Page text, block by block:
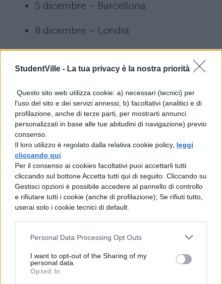
StudentVille - La tua privacy è la nostra priorità
Questo sito web utilizza cookie: a) necessari (tecnici) per
l'uso del sito e dei servizi annessi; b) facoltativi (analitici e di
profilazione, anche di terze parti, per mostrarti annunci
personalizzati in base alle tue abitudini di navigazione) previo
consenso.
Il loro utilizzo è regolato dalla relativa cookie policy, leggi
cliccando qui
Per il consenso ai cookies facoltativi puoi accettarli tutti
cliccando sul bottone Accetta tutti qui di seguito. Cliccando su
Gestisci opzioni è possibile accedere al pannello di controllo
e rifiutare tutti i cookie (anche di profilazione); Se rifiuti tutto,
userai solo i cookie tecnici di default.
Personal Data Processing Opt Outs
I want to opt-out of the Sharing of my
personal data.
Opted In
5 dicembre – Barcellona
8 dicembre – Londra
16 dicembre – Berlino
18 dicembre – Zurigo
21 dicembre – Lugano
Concerti Brunori Sas 2026:
biglietti e prezzi
I biglietti per “TUTTOBRUNORI,
canzoni e monologhi” sono disponibili
da mercoledì 12 novembre 2025.
Per acquistare i biglietti del tour teatrale